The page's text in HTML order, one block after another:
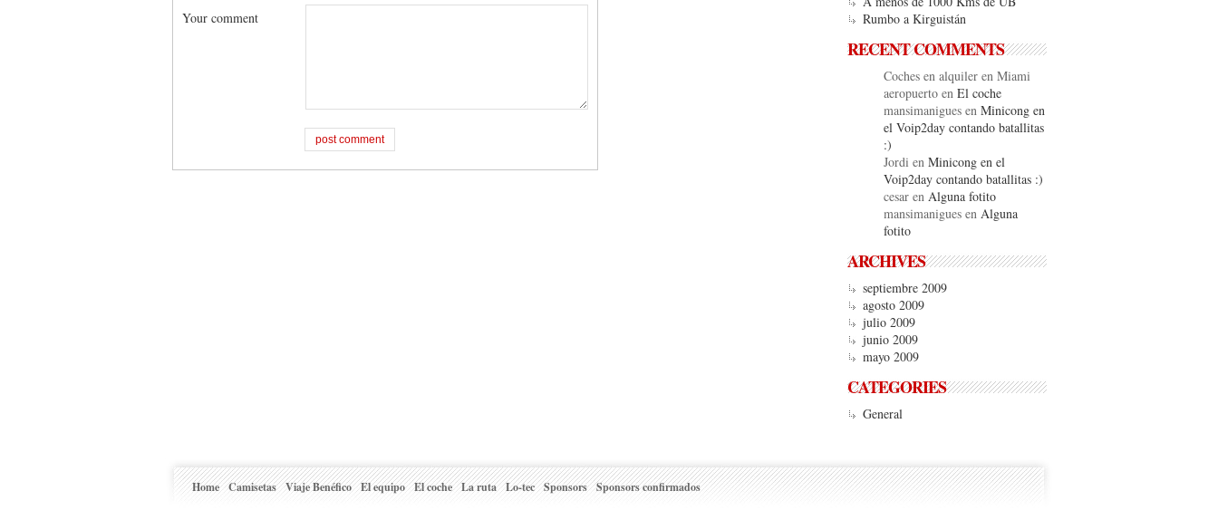
Your comment
Rumbo a Kirguistán
RECENT COMMENTS
Coches en alquiler en Miami
aeropuertoen El coche
mansimaniguesen Minicong en
el Voip2day contando batallitas
:)
Jordi en Minicong en el
Voip2day contando batallitas :)
cesaren Alguna fotito
mansimaniguesen Alguna
fotito
ARCHIVES
septiembre 2009
agosto 2009
julio 2009
junio 2009
mayo 2009
CATEGORIES
General
Home Camisetas Viaje Benéfico El equipo El coche La ruta Lo-tec Sponsors Sponsors confirmados